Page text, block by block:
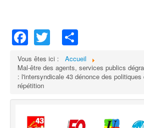
Facebook
Twitter
Vous êtes ici :
Accueil
Mal-être des agents, services publics
: l'intersyndicale 43 dénonce des politiques
répétition